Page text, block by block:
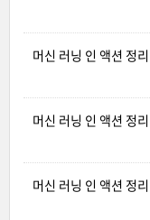
머신 러닝 인 액션 정
머신 러닝 인 액션 정
머신 러닝 인 액션 정